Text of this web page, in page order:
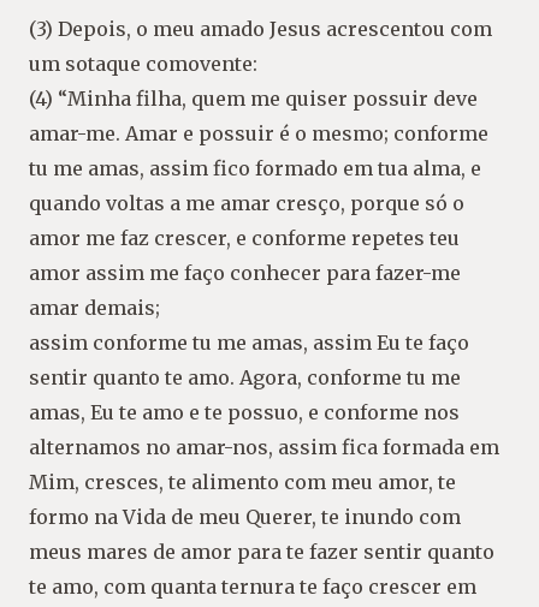
(3) Depois, o meu amado Jesus acrescentou com
um sotaque comovente:
(4) “Minha filha, quem me quiser possuir deve
amar-me. Amar e possuir é o mesmo; conforme
tu me amas, assim fico formado em tua alma, e
quando voltas a me amar cresço, porque só o
amor me faz crescer, e conforme repetes teu
amor assim me faço conhecer para fazer-me
amar demais;
assim conforme tu me amas, assim Eu te faço
sentir quanto te amo. Agora, conforme tu me
amas, Eu te amo e te possuo, e conforme nos
alternamos no amar-nos, assim fica formada em
Mim, cresces, te alimento com meu amor, te
formo na Vida de meu Querer, te inundo com
meus mares de amor para te fazer sentir quanto
te amo, com quanta ternura te faço crescer em